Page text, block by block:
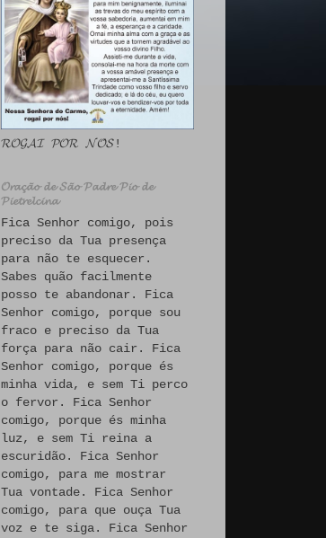
𝓡𝓞𝓖𝓐𝓘 𝓟𝓞𝓡 𝓝𝓞́𝓢!
𝓞𝓻𝓪𝓬̧𝓪̃𝓸 𝓭𝓮 𝓢𝓪̃𝓸 𝓟𝓪𝓭𝓻𝓮 𝓟𝓲𝓸 𝓭𝓮
𝓟𝓲𝓮𝓽𝓻𝓮𝓵𝓬𝓲𝓷𝓪
Fica Senhor comigo, pois
preciso da Tua presença
para não te esquecer.
Sabes quão facilmente
posso te abandonar. Fica
Senhor comigo, porque sou
fraco e preciso da Tua
força para não cair. Fica
Senhor comigo, porque és
minha vida, e sem Ti perco
o fervor. Fica Senhor
comigo, porque és minha
luz, e sem Ti reina a
escuridão. Fica Senhor
comigo, para me mostrar
Tua vontade. Fica Senhor
comigo, para que ouça Tua
voz e te siga. Fica Senhor